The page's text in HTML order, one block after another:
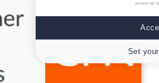
powered
Set